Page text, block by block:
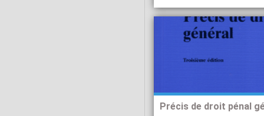
Précis de droit pénal